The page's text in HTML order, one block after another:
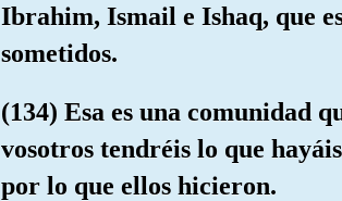
Ibrahim, Ismail e Ishaq, que
sometidos.
(134) Esa es una comunidad
vosotros tendréis lo que
por lo que ellos hicieron.